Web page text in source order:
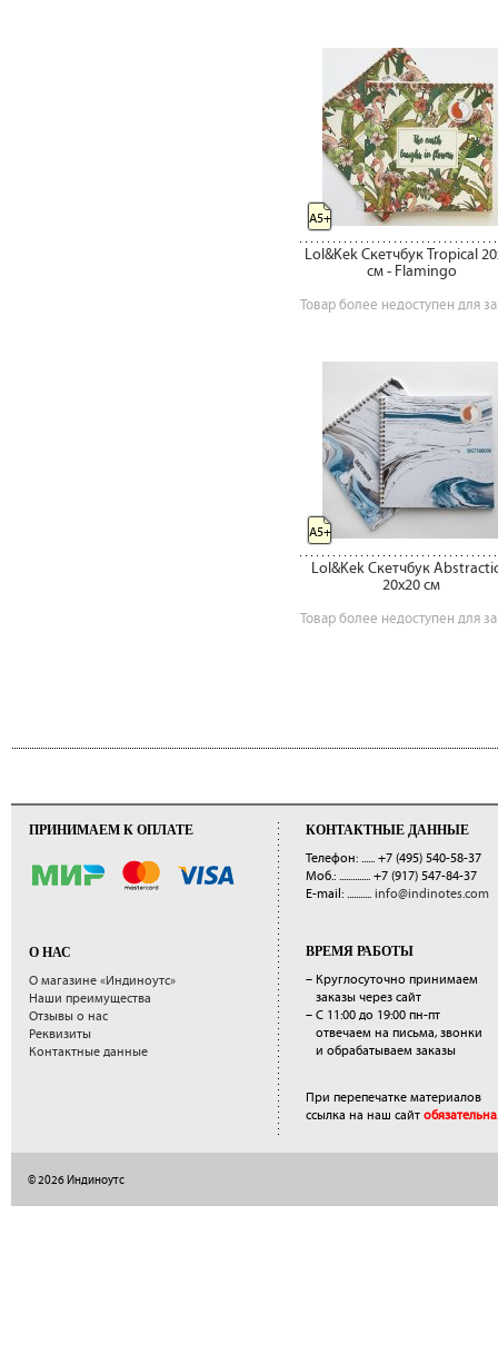
Lol&Kek Скетчбук Tropical
см - Flamingo
Товар более недоступен для
A5+
Lol&Kek Скетчбук
20х20 см
Товар более недоступен для
A5+
ПРИНИМАЕМ К ОПЛАТЕ
О НАС
О магазине «Индиноутс»
Наши преимущества
Отзывы о нас
Реквизиты
Контактные данные
КОНТАКТНЫЕ ДАННЫЕ
Телефон: ...... +7 (495) 540-58-37
Моб.: .............. +7 (917) 547-84-37
E-mail: ........... info@indinotes.com
ВРЕМЯ РАБОТЫ
– Круглосуточно принимаем
заказы через сайт
– С 11:00 до 19:00 пн-пт
отвечаем на письма, звонки
и обрабатываем заказы
При перепечатке материалов
ссылка на наш сайт обязательна.
© 2026 Индиноутс